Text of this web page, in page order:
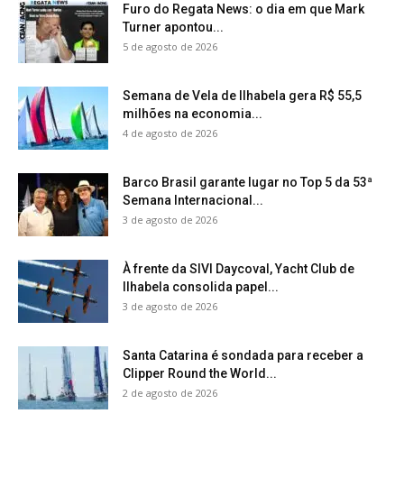
Furo do Regata News: o dia em que Mark
Turner apontou...
5 de agosto de 2026
Semana de Vela de Ilhabela gera R$ 55,5
milhões na economia...
4 de agosto de 2026
Barco Brasil garante lugar no Top 5 da 53ª
Semana Internacional...
3 de agosto de 2026
À frente da SIVI Daycoval, Yacht Club de
Ilhabela consolida papel...
3 de agosto de 2026
Santa Catarina é sondada para receber a
Clipper Round the World...
2 de agosto de 2026